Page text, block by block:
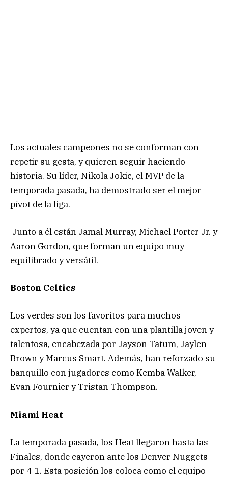
Los actuales campeones no se conforman con
repetir su gesta, y quieren seguir haciendo
historia. Su líder, Nikola Jokic, el MVP de la
temporada pasada, ha demostrado ser el mejor
pívot de la liga.
Junto a él están Jamal Murray, Michael Porter Jr. y
Aaron Gordon, que forman un equipo muy
equilibrado y versátil.
Boston Celtics
Los verdes son los favoritos para muchos
expertos, ya que cuentan con una plantilla joven y
talentosa, encabezada por Jayson Tatum, Jaylen
Brown y Marcus Smart. Además, han reforzado su
banquillo con jugadores como Kemba Walker,
Evan Fournier y Tristan Thompson.
Miami Heat
La temporada pasada, los Heat llegaron hasta las
Finales, donde cayeron ante los Denver Nuggets
por 4-1. Esta posición los coloca como el equipo